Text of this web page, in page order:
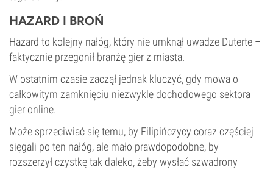
HAZARD I BROŃ
Hazard to kolejny nałóg, który nie umknął uwadze Duterte –
faktycznie przegonił branżę gier z miasta.
W ostatnim czasie zaczął jednak kluczyć, gdy mowa o
całkowitym zamknięciu niezwykle dochodowego sektora
gier online.
Może sprzeciwiać się temu, by Filipińczycy coraz częściej
sięgali po ten nałóg, ale mało prawdopodobne, by
rozszerzył czystkę tak daleko, żeby wysłać szwadrony